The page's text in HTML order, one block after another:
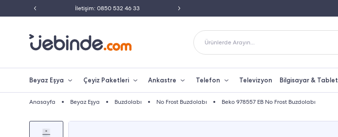
Peşin Fiyatına Taksit İmkanı
Ürünlerde Arayın...
Beyaz Eşya Çeyiz Paketleri Ankastre Telefon Televizyon Bilgisayar & Tablet
Anasayfa Beyaz Eşya Buzdolabı No Frost Buzdolabı Beko 978557 EB No Frost Buzdolabı